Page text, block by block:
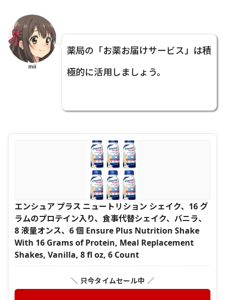
mii
薬局の「お薬お届けサービス」は積
極的に活用しましょう。
エンシュア プラス ニュートリション シェイク、16 グ
ラムのプロテイン入り、食事代替シェイク、バニラ、
8 液量オンス、6 個 Ensure Plus Nutrition Shake
With 16 Grams of Protein, Meal Replacement
Shakes, Vanilla, 8 fl oz, 6 Count
＼ 只今タイムセール中 ／